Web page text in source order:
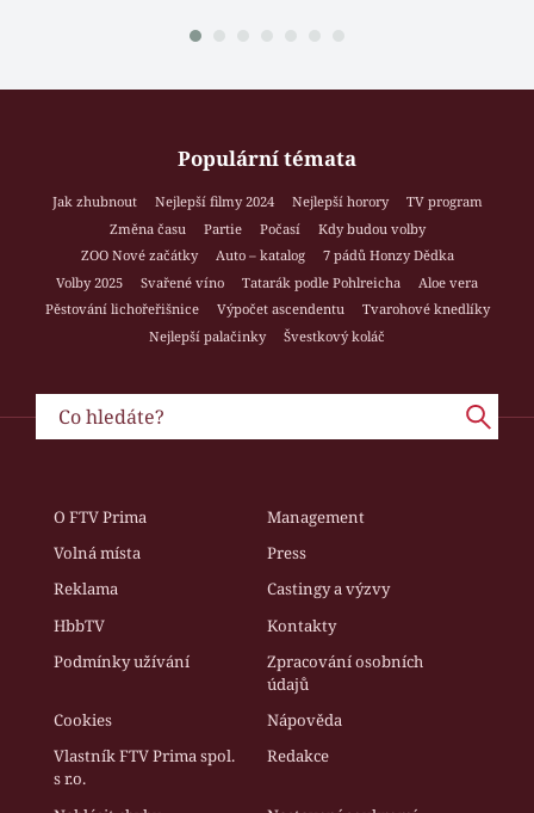
Populární témata
Jak zhubnout Nejlepší filmy 2024 Nejlepší horory
TV program
Změna času
Partie Počasí
Kdy budou volby
ZOO Nové začátky
Auto – katalog
7 pádů Honzy Dědka
Volby 2025
Svařené víno Tatarák podle Pohlreicha
Aloe vera
Pěstování lichořeřišnice
Výpočet ascendentu
Tvarohové knedlíky
Nejlepší palačinky
Švestkový koláč
O FTV Prima
Management
Volná místa
Press
Reklama
Castingy a výzvy
HbbTV
Kontakty
Podmínky užívání
Zpracování osobních
údajů
Cookies
Nápověda
Vlastník FTV Prima spol.
s r.o.
Redakce